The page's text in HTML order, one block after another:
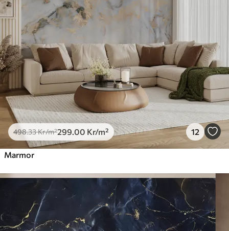
498.33Kr/m²299.00 Kr/m² 12
Marmor